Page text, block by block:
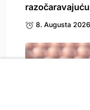
8. Augusta